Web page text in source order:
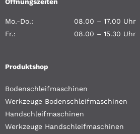
Mo.-Do.:
08.00 – 17.00 Uhr
Fr.:
08.00 – 15.30 Uhr
Produktshop
Bodenschleifmaschinen
Werkzeuge Bodenschleifmaschinen
Handschleifmaschinen
Werkzeuge Handschleifmaschinen